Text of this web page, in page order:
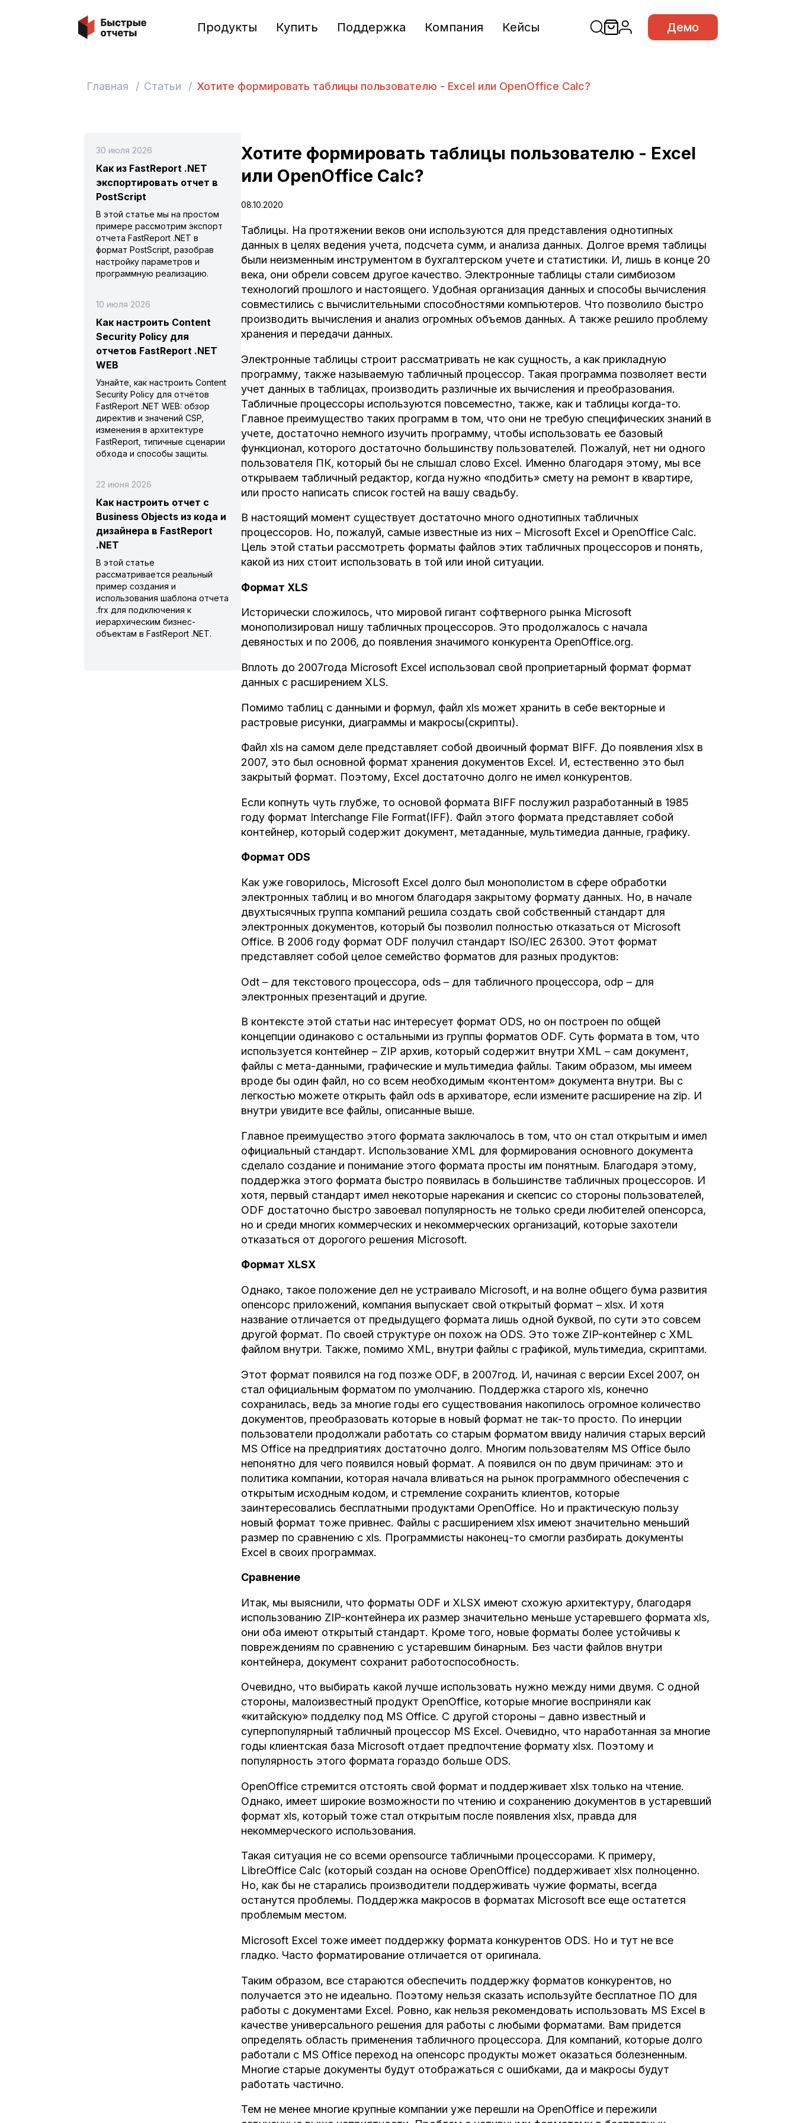
Быстрые отчеты Продукты Купить Поддержка Компания Кейсы Демо
Главная / Статьи / Хотите формировать таблицы пользователю - Excel или OpenOffice Calc?
Хотите формировать таблицы пользователю - Excel
или OpenOffice Calc?
08.10.2020
Таблицы. На протяжении веков они используются для представления однотипных
данных в целях ведения учета, подсчета сумм, и анализа данных. Долгое время таблицы
были неизменным инструментом в бухгалтерском учете и статистики. И, лишь в конце 20
века, они обрели совсем другое качество. Электронные таблицы стали симбиозом
технологий прошлого и настоящего. Удобная организация данных и способы вычисления
совместились с вычислительными способностями компьютеров. Что позволило быстро
производить вычисления и анализ огромных объемов данных. А также решило проблему
хранения и передачи данных.
Электронные таблицы строит рассматривать не как сущность, а как прикладную
программу, также называемую табличный процессор. Такая программа позволяет вести
учет данных в таблицах, производить различные их вычисления и преобразования.
Табличные процессоры используются повсеместно, также, как и таблицы когда-то.
Главное преимущество таких программ в том, что они не требую специфических знаний в
учете, достаточно немного изучить программу, чтобы использовать ее базовый
функционал, которого достаточно большинству пользователей. Пожалуй, нет ни одного
пользователя ПК, который бы не слышал слово Excel. Именно благодаря этому, мы все
открываем табличный редактор, когда нужно «подбить» смету на ремонт в квартире,
или просто написать список гостей на вашу свадьбу.
В настоящий момент существует достаточно много однотипных табличных
процессоров. Но, пожалуй, самые известные из них – Microsoft Excel и OpenOffice Calc.
Цель этой статьи рассмотреть форматы файлов этих табличных процессоров и понять,
какой из них стоит использовать в той или иной ситуации.
Формат XLS
Исторически сложилось, что мировой гигант софтверного рынка Microsoft
монополизировал нишу табличных процессоров. Это продолжалось с начала
девяностых и по 2006, до появления значимого конкурента OpenOffice.org.
Вплоть до 2007года Microsoft Excel использовал свой проприетарный формат формат
данных с расширением XLS.
Помимо таблиц с данными и формул, файл xls может хранить в себе векторные и
растровые рисунки, диаграммы и макросы(скрипты).
Файл xls на самом деле представляет собой двоичный формат BIFF. До появления xlsx в
2007, это был основной формат хранения документов Excel. И, естественно это был
закрытый формат. Поэтому, Excel достаточно долго не имел конкурентов.
Если копнуть чуть глубже, то основой формата BIFF послужил разработанный в 1985
году формат Interchange File Format(IFF). Файл этого формата представляет собой
контейнер, который содержит документ, метаданные, мультимедиа данные, графику.
Формат ODS
Как уже говорилось, Microsoft Excel долго был монополистом в сфере обработки
электронных таблиц и во многом благодаря закрытому формату данных. Но, в начале
двухтысячных группа компаний решила создать свой собственный стандарт для
электронных документов, который бы позволил полностью отказаться от Microsoft
Office. В 2006 году формат ODF получил стандарт ISO/IEC 26300. Этот формат
представляет собой целое семейство форматов для разных продуктов:
Odt – для текстового процессора, ods – для табличного процессора, odp – для
электронных презентаций и другие.
В контексте этой статьи нас интересует формат ODS, но он построен по общей
концепции одинаково с остальными из группы форматов ODF. Суть формата в том, что
используется контейнер – ZIP архив, который содержит внутри XML – сам документ,
файлы с мета-данными, графические и мультимедиа файлы. Таким образом, мы имеем
вроде бы один файл, но со всем необходимым «контентом» документа внутри. Вы с
легкостью можете открыть файл ods в архиваторе, если измените расширение на zip. И
внутри увидите все файлы, описанные выше.
Главное преимущество этого формата заключалось в том, что он стал открытым и имел
официальный стандарт. Использование XML для формирования основного документа
сделало создание и понимание этого формата просты им понятным. Благодаря этому,
поддержка этого формата быстро появилась в большинстве табличных процессоров. И
хотя, первый стандарт имел некоторые нарекания и скепсис со стороны пользователей,
ODF достаточно быстро завоевал популярность не только среди любителей опенсорса,
но и среди многих коммерческих и некоммерческих организаций, которые захотели
отказаться от дорогого решения Microsoft.
Формат XLSX
Однако, такое положение дел не устраивало Microsoft, и на волне общего бума развития
опенсорс приложений, компания выпускает свой открытый формат – xlsx. И хотя
название отличается от предыдущего формата лишь одной буквой, по сути это совсем
другой формат. По своей структуре он похож на ODS. Это тоже ZIP-контейнер с XML
файлом внутри. Также, помимо XML, внутри файлы с графикой, мультимедиа, скриптами.
Этот формат появился на год позже ODF, в 2007год. И, начиная с версии Excel 2007, он
стал официальным форматом по умолчанию. Поддержка старого xls, конечно
сохранилась, ведь за многие годы его существования накопилось огромное количество
документов, преобразовать которые в новый формат не так-то просто. По инерции
пользователи продолжали работать со старым форматом ввиду наличия старых версий
MS Office на предприятиях достаточно долго. Многим пользователям MS Office было
непонятно для чего появился новый формат. А появился он по двум причинам: это и
политика компании, которая начала вливаться на рынок программного обеспечения с
открытым исходным кодом, и стремление сохранить клиентов, которые
заинтересовались бесплатными продуктами OpenOffice. Но и практическую пользу
новый формат тоже привнес. Файлы с расширением xlsx имеют значительно меньший
размер по сравнению с xls. Программисты наконец-то смогли разбирать документы
Excel в своих программах.
Сравнение
Итак, мы выяснили, что форматы ODF и XLSX имеют схожую архитектуру, благодаря
использованию ZIP-контейнера их размер значительно меньше устаревшего формата xls,
они оба имеют открытый стандарт. Кроме того, новые форматы более устойчивы к
повреждениям по сравнению с устаревшим бинарным. Без части файлов внутри
контейнера, документ сохранит работоспособность.
Очевидно, что выбирать какой лучше использовать нужно между ними двумя. С одной
стороны, малоизвестный продукт OpenOffice, которые многие восприняли как
«китайскую» подделку под MS Office. С другой стороны – давно известный и
суперпопулярный табличный процессор MS Excel. Очевидно, что наработанная за многие
годы клиентская база Microsoft отдает предпочтение формату xlsx. Поэтому и
популярность этого формата гораздо больше ODS.
OpenOffice стремится отстоять свой формат и поддерживает xlsx только на чтение.
Однако, имеет широкие возможности по чтению и сохранению документов в устаревший
формат xls, который тоже стал открытым после появления xlsx, правда для
некоммерческого использования.
Такая ситуация не со всеми opensource табличными процессорами. К примеру,
LibreOffice Calc (который создан на основе OpenOffice) поддерживает xlsx полноценно.
Но, как бы не старались производители поддерживать чужие форматы, всегда
останутся проблемы. Поддержка макросов в форматах Microsoft все еще остатется
проблемым местом.
Microsoft Excel тоже имеет поддержку формата конкурентов ODS. Но и тут не все
гладко. Часто форматирование отличается от оригинала.
Таким образом, все стараются обеспечить поддержку форматов конкурентов, но
получается это не идеально. Поэтому нельзя сказать используйте бесплатное ПО для
работы с документами Excel. Ровно, как нельзя рекомендовать использовать MS Excel в
качестве универсального решения для работы с любыми форматами. Вам придется
определять область применения табличного процессора. Для компаний, которые долго
работали с MS Office переход на опенсорс продукты может оказаться болезненным.
Многие старые документы будут отображаться с ошибками, да и макросы будут
работать частично.
Тем не менее многие крупные компании уже перешли на OpenOffice и пережили
30 июля 2026
Как из FastReport .NET
экспортировать отчет в
PostScript
В этой статье мы на простом
примере рассмотрим экспорт
отчета FastReport .NET в
формат PostScript, разобрав
настройку параметров и
программную реализацию.
10 июля 2026
Как настроить Content
Security Policy для
отчетов FastReport .NET
WEB
Узнайте, как настроить Content
Security Policy для отчётов
FastReport .NET WEB: обзор
директив и значений CSP,
изменения в архитектуре
FastReport, типичные сценарии
обхода и способы защиты.
22 июня 2026
Как настроить отчет с
Business Objects из кода и
дизайнера в FastReport
.NET
В этой статье
рассматривается реальный
пример создания и
использования шаблона отчета
.frx для подключения к
иерархическим бизнес-
объектам в FastReport .NET.